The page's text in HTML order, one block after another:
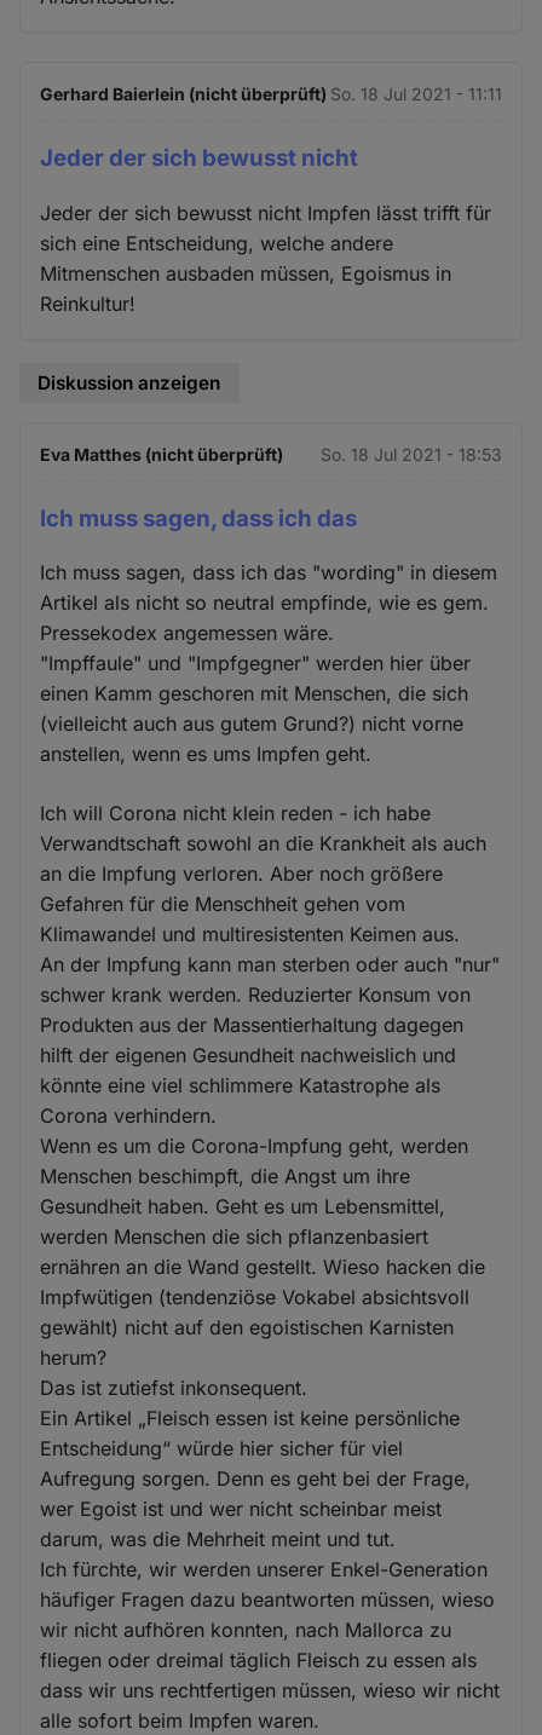
Gerhard Baierlein (nicht überprüft) So. 18 Jul 2021 - 11:11
Jeder der sich bewusst nicht
Jeder der sich bewusst nicht Impfen lässt trifft für
sich eine Entscheidung, welche andere
Mitmenschen ausbaden müssen, Egoismus in
Reinkultur!
Diskussion anzeigen
Eva Matthes (nicht überprüft) So. 18 Jul 2021 - 18:53
Ich muss sagen, dass ich das
Ich muss sagen, dass ich das "wording" in diesem
Artikel als nicht so neutral empfinde, wie es gem.
Pressekodex angemessen wäre.
"Impffaule" und "Impfgegner" werden hier über
einen Kamm geschoren mit Menschen, die sich
(vielleicht auch aus gutem Grund?) nicht vorne
anstellen, wenn es ums Impfen geht.
Ich will Corona nicht klein reden - ich habe
Verwandtschaft sowohl an die Krankheit als auch
an die Impfung verloren. Aber noch größere
Gefahren für die Menschheit gehen vom
Klimawandel und multiresistenten Keimen aus.
An der Impfung kann man sterben oder auch "nur"
schwer krank werden. Reduzierter Konsum von
Produkten aus der Massentierhaltung dagegen
hilft der eigenen Gesundheit nachweislich und
könnte eine viel schlimmere Katastrophe als
Corona verhindern.
Wenn es um die Corona-Impfung geht, werden
Menschen beschimpft, die Angst um ihre
Gesundheit haben. Geht es um Lebensmittel,
werden Menschen die sich pflanzenbasiert
ernähren an die Wand gestellt. Wieso hacken die
Impfwütigen (tendenziöse Vokabel absichtsvoll
gewählt) nicht auf den egoistischen Karnisten
herum?
Das ist zutiefst inkonsequent.
Ein Artikel „Fleisch essen ist keine persönliche
Entscheidung“ würde hier sicher für viel
Aufregung sorgen. Denn es geht bei der Frage,
wer Egoist ist und wer nicht scheinbar meist
darum, was die Mehrheit meint und tut.
Ich fürchte, wir werden unserer Enkel-Generation
häufiger Fragen dazu beantworten müssen, wieso
wir nicht aufhören konnten, nach Mallorca zu
fliegen oder dreimal täglich Fleisch zu essen als
dass wir uns rechtfertigen müssen, wieso wir nicht
alle sofort beim Impfen waren.